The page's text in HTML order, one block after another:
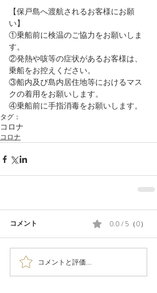
【保戸島へ渡航されるお客様にお願
い】
①乗船前に検温のご協力をお願いしま
す。
②発熱や咳等の症状があるお客様は、
乗船をお控えください。
③船内及び島内居住地等におけるマス
クの着用をお願いします。
④乗船前に手指消毒をお願いします。
タグ：
コロナ
コロナ
コメント 0.0 / 5（0）
コメントと評価...